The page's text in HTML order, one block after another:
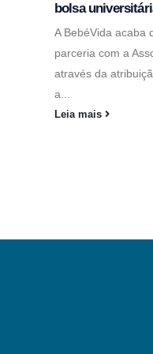
bolsa
A BebéVida acaba
parceria com a
através da
a...
Leia mais